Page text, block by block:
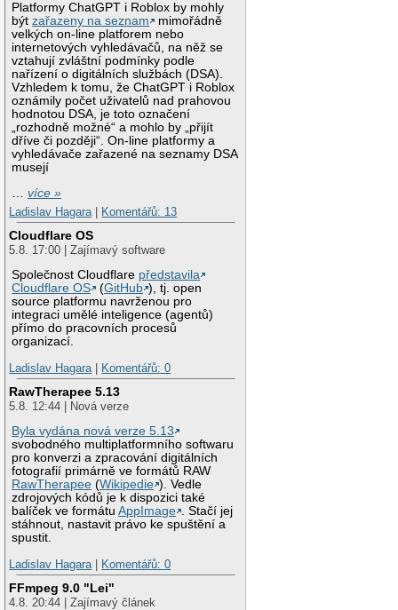
Platformy ChatGPT i Roblox by mohly
býtzařazeny na seznam
mimořádně
velkých on-line platforem nebo
internetových vyhledávačů, na něž se
vztahují zvláštní podmínky podle
nařízení o digitálních službách (DSA).
Vzhledem k tomu, že ChatGPT i Roblox
oznámily počet uživatelů nad prahovou
hodnotou DSA, je toto označení
„rozhodně možné“ a mohlo by „přijít
dříve či později“. On-line platformy a
vyhledávače zařazené na seznamy DSA
musejí
…více »
Ladislav Hagara| Komentářů: 13
Cloudflare OS
5.8. 17:00 | Zajímavý software
Společnost Cloudflare představila
Cloudflare OS
(GitHub ), tj. open
source platformu navrženou pro
integraci umělé inteligence (agentů)
přímo do pracovních procesů
organizací.
Ladislav Hagara| Komentářů: 0
RawTherapee 5.13
5.8. 12:44 | Nová verze
Byla vydána nová verze 5.13
svobodného multiplatformního softwaru
pro konverzi a zpracování digitálních
fotografií primárně ve formátů RAW
RawTherapee (Wikipedie ). Vedle
zdrojových kódů je k dispozici také
balíček ve formátuAppImage . Stačí jej
stáhnout, nastavit právo ke spuštění a
spustit.
Ladislav Hagara| Komentářů: 0
FFmpeg 9.0 "Lei"
4.8. 20:44 | Zajímavý článek